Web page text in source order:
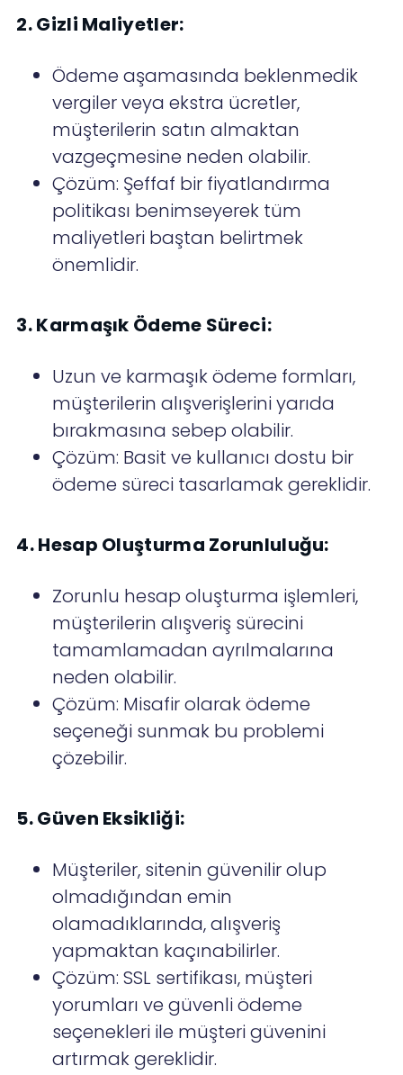
2. Gizli Maliyetler:
Ödeme aşamasında beklenmedik
vergiler veya ekstra ücretler,
müşterilerin satın almaktan
vazgeçmesine neden olabilir.
Çözüm: Şeffaf bir fiyatlandırma
politikası benimseyerek tüm
maliyetleri baştan belirtmek
önemlidir.
3. Karmaşık Ödeme Süreci:
Uzun ve karmaşık ödeme formları,
müşterilerin alışverişlerini yarıda
bırakmasına sebep olabilir.
Çözüm: Basit ve kullanıcı dostu bir
ödeme süreci tasarlamak gereklidir.
4. Hesap Oluşturma Zorunluluğu:
Zorunlu hesap oluşturma işlemleri,
müşterilerin alışveriş sürecini
tamamlamadan ayrılmalarına
neden olabilir.
Çözüm: Misafir olarak ödeme
seçeneği sunmak bu problemi
çözebilir.
5. Güven Eksikliği:
Müşteriler, sitenin güvenilir olup
olmadığından emin
olamadıklarında, alışveriş
yapmaktan kaçınabilirler.
Çözüm: SSL sertifikası, müşteri
yorumları ve güvenli ödeme
seçenekleri ile müşteri güvenini
artırmak gereklidir.